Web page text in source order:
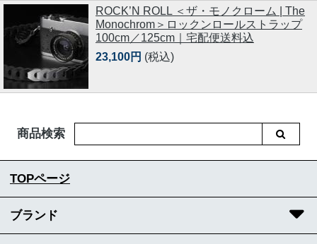
ROCK’N ROLL ＜ザ・モノクローム | The
Monochrom＞ロックンロールストラップ
100cm／125cm｜宅配便送料込
23,100円 (税込)
商品検索
TOPページ
ブランド